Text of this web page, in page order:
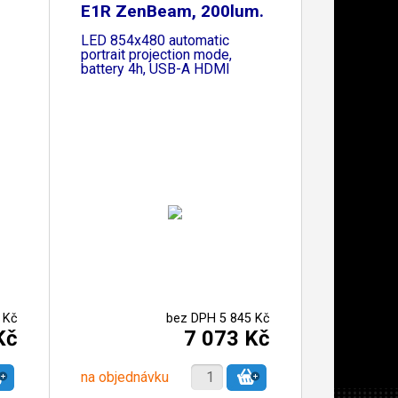
E1R ZenBeam, 200lum.
LED 854x480 automatic
portrait projection mode,
battery 4h, USB-A HDMI
bez DPH 5 845 Kč
7 073 Kč
na objednávku